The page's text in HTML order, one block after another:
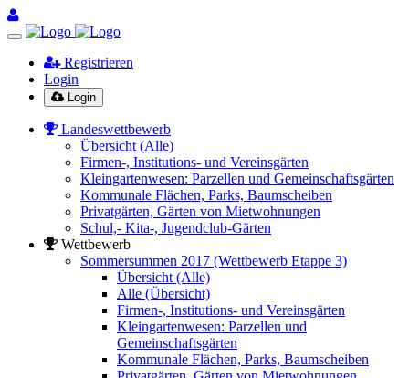
Registrieren
Login
Login
Landeswettbewerb
Übersicht (Alle)
Firmen-, Institutions- und Vereinsgärten
Kleingartenwesen: Parzellen und Gemeinschaftsgärten
Kommunale Flächen, Parks, Baumscheiben
Privatgärten, Gärten von Mietwohnungen
Schul,- Kita-, Jugendclub-Gärten
Wettbewerb
Sommersummen 2017 (Wettbewerb Etappe 3)
Übersicht (Alle)
Alle (Übersicht)
Firmen-, Institutions- und Vereinsgärten
Kleingartenwesen: Parzellen und
Gemeinschaftsgärten
Kommunale Flächen, Parks, Baumscheiben